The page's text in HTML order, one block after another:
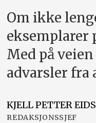
Om ikke
eksemplarer
Med på
advarsler fra
KJELL PETTER
REDAKSJONSSJEF